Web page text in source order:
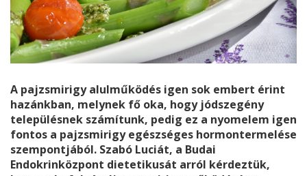
A pajzsmirigy alulműködés igen sok embert érint
hazánkban, melynek fő oka, hogy jódszegény
településnek számítunk, pedig ez a nyomelem igen
fontos a pajzsmirigy egészséges hormontermelése
szempontjából. Szabó Luciát, a Budai
Endokrinközpont dietetikusát arról kérdeztük,